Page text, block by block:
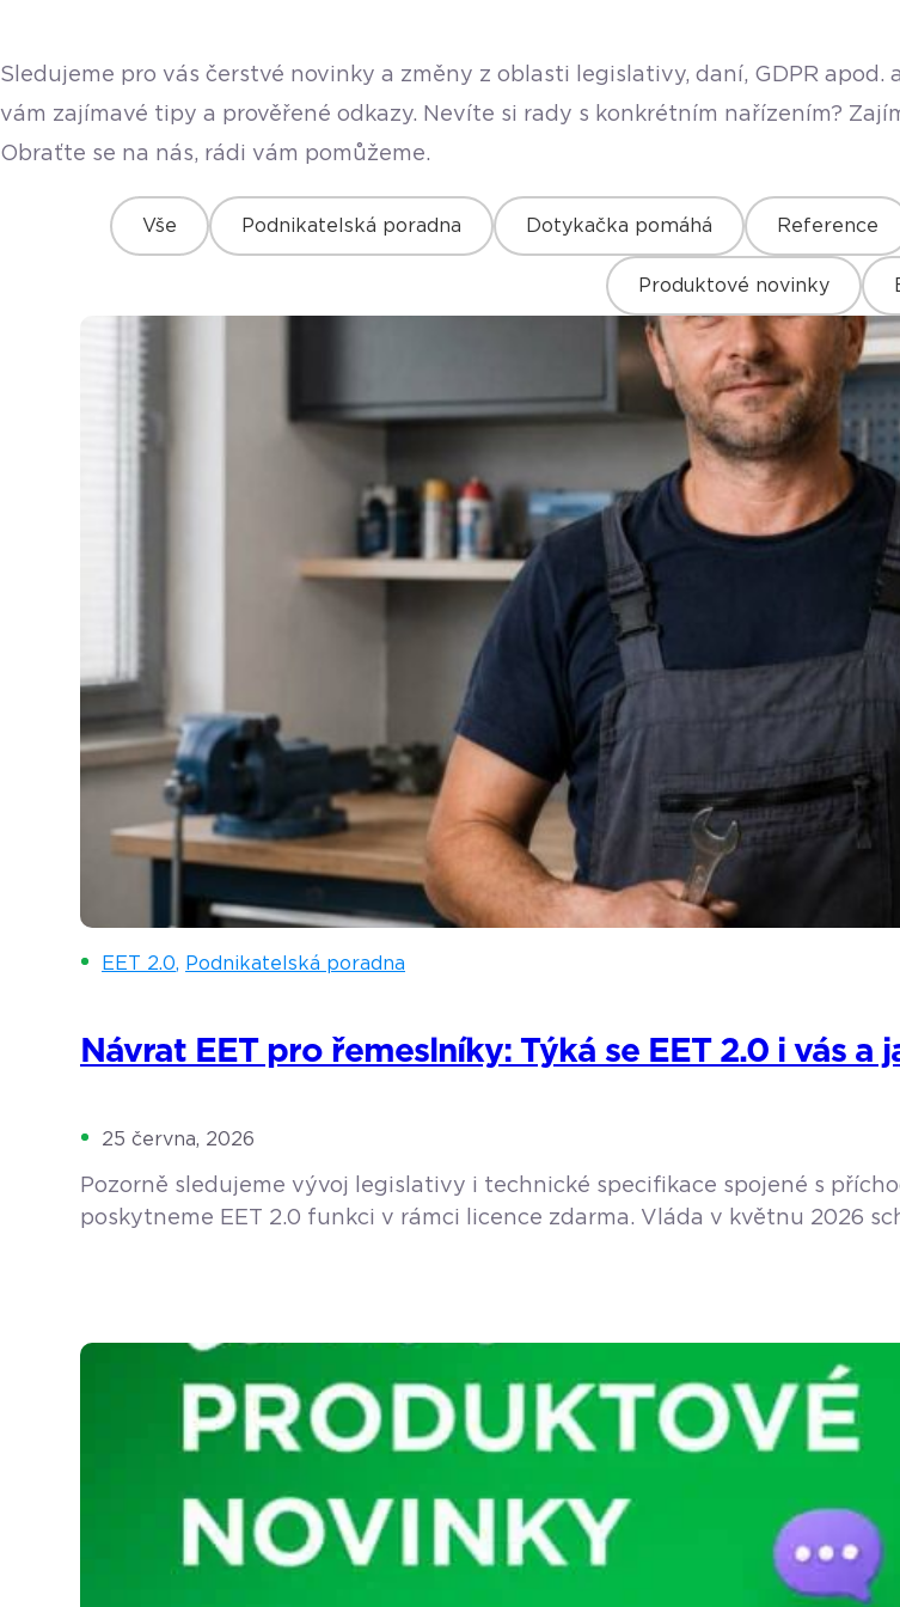
Sledujeme pro vás čerstvé novinky a změny z oblasti legislativy, daní, GDPR
vám zajímavé tipy a prověřené odkazy. Nevíte si rady s konkrétním nařízením?
Obraťte se na nás, rádi vám pomůžeme.
Vše Podnikatelská poradna Dotykačka pomáhá Reference
Produktové novinky
EET 2.0, Podnikatelská poradna
Návrat EET pro řemeslníky: Týká se EET 2.0 i vás a
25 června, 2026
Pozorně sledujeme vývoj legislativy i technické specifikace spojené s
poskytneme EET 2.0 funkci v rámci licence zdarma. Vláda v květnu 2026